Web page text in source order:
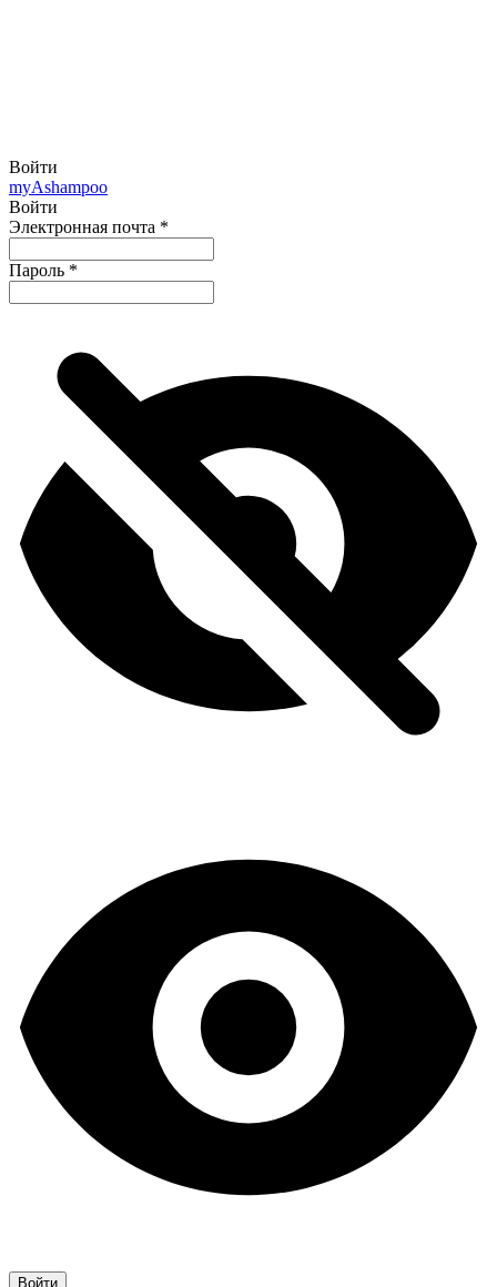
Войти
myAshampoo
Войти
Электронная почта *
Пароль *
Войти